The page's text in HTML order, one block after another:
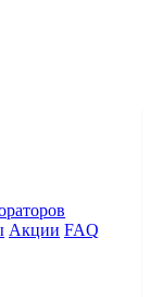
Акции FAQ